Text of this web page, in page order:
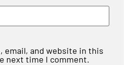
email, and website in this
next time I comment.